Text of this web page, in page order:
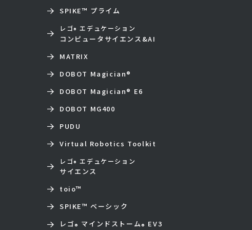
SPIKE™ プライム
レゴ® エデュケーション
コンピュータサイエンス&AI
MATRIX
DOBOT Magician®
DOBOT Magician® E6
DOBOT MG400
PUDU
Virtual Robotics Toolkit
レゴ® エデュケーション
サイエンス
toio™
SPIKE™ ベーシック
レゴ® マインドストーム® EV3